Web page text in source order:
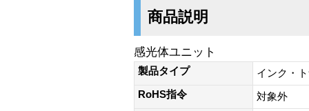
商品説明
感光体ユニット
製品タイプ
インク・
RoHS指令
対象外